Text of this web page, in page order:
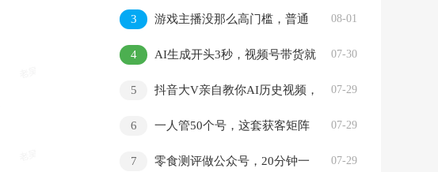
新玩法
08-01
3
游戏主播没那么高门槛，普通
人也能赚到零花钱
07-30
4
AI生成开头3秒，视频号带货就
07-29
5
抖音大V亲自教你AI历史视频，
07-29
6
一人管50个号，这套获客矩阵
07-29
7
零食测评做公众号，20分钟一